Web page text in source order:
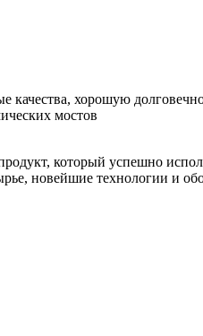
хорошую
мостов
который успешно
новейшие технологии и